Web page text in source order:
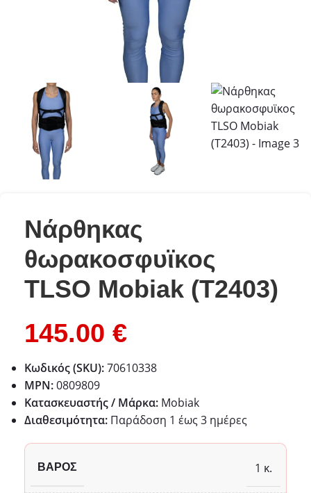
Νάρθηκας
θωρακοσφυϊκος
TLSO Mobiak (T2403)
145.00 €
Κωδικός (SKU):70610338
MPN:0809809
Κατασκευαστής / Μάρκα: Mobiak
Διαθεσιμότητα: Παράδoση 1 έως 3 ημέρες
ΒΆΡΟΣ 1 κ.